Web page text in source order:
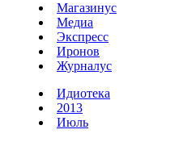
Магазинус
Медиа
Экспресс
Иронов
Журналус
Идиотека
2013
Июль